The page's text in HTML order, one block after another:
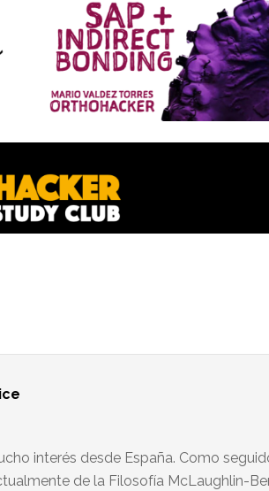
interés desde España. Como
de la Filosofía McLaughlin-